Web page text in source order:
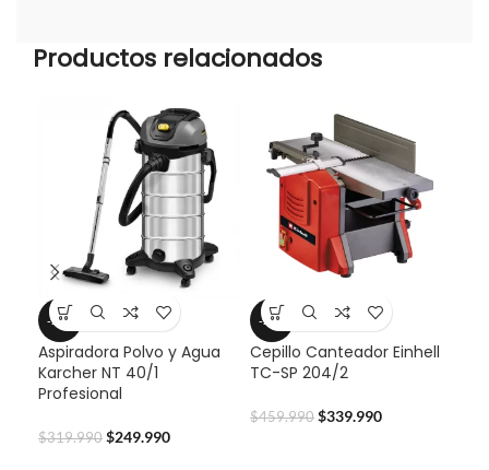
Productos relacionados
-22%
Aspiradora Polvo y Agua
Karcher NT 40/1
Profesional
$319.990 $249.990
-26%
Cepillo Canteador Einhell
TC-SP 204/2
$459.990 $339.990